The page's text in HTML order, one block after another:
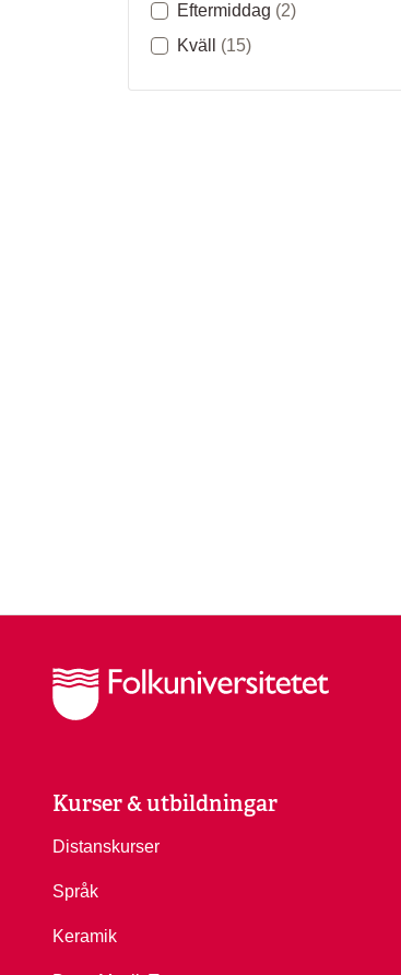
Eftermiddag (2)
Kväll (15)
Kurser & utbildningar
Distanskurser
Språk
Keramik